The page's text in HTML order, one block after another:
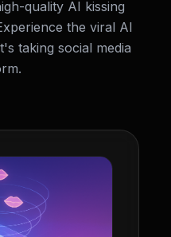
quality AI kissing
the viral AI
taking social media